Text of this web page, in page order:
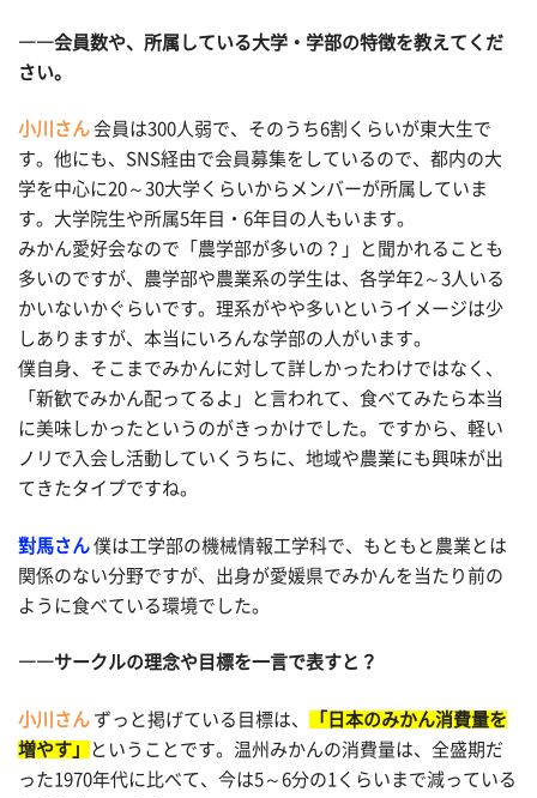
――会員数や、所属している大学・学部の特徴を教えてくだ
さい。
小川さん 会員は300人弱で、そのうち6割くらいが東大生で
す。他にも、SNS経由で会員募集をしているので、都内の大
学を中心に20～30大学くらいからメンバーが所属していま
す。大学院生や所属5年目・6年目の人もいます。
みかん愛好会なので「農学部が多いの？」と聞かれることも
多いのですが、農学部や農業系の学生は、各学年2～3人いる
かいないかぐらいです。理系がやや多いというイメージは少
しありますが、本当にいろんな学部の人がいます。
僕自身、そこまでみかんに対して詳しかったわけではなく、
「新歓でみかん配ってるよ」と言われて、食べてみたら本当
に美味しかったというのがきっかけでした。ですから、軽い
ノリで入会し活動していくうちに、地域や農業にも興味が出
てきたタイプですね。
對馬さん 僕は工学部の機械情報工学科で、もともと農業とは
関係のない分野ですが、出身が愛媛県でみかんを当たり前の
ように食べている環境でした。
――サークルの理念や目標を一言で表すと？
小川さん ずっと掲げている目標は、
「日本のみかん消費量を
増やす」
ということです。温州みかんの消費量は、全盛期だ
った1970年代に比べて、今は5～6分の1くらいまで減っている